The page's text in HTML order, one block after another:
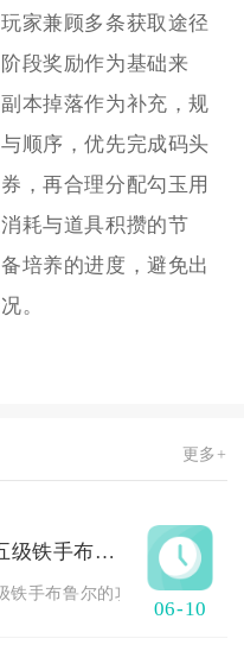
家兼顾多条获取途径
段奖励作为基础来
本掉落作为补充，规
顺序，优先完成码头
，再合理分配勾玉用
耗与道具积攒的节
培养的进度，避免出
。
更多+
万国觉醒五级铁手布鲁尔的攻击有哪些特点
铁手布鲁尔的攻击核心特点
06-10